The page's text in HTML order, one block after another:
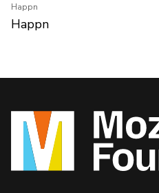
Happn
Happn